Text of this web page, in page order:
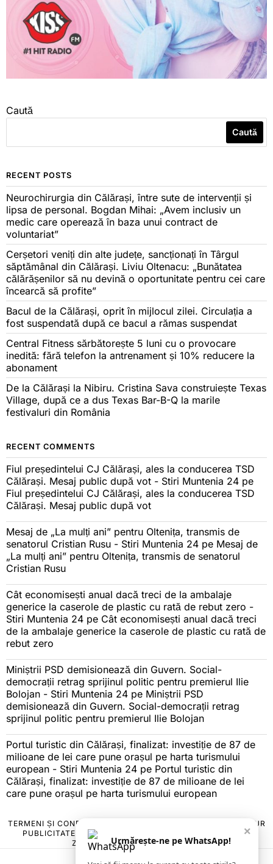
Caută
Caută
RECENT POSTS
Neurochirurgia din Călărași, între sute de intervenții și
lipsa de personal. Bogdan Mihai: „Avem inclusiv un
medic care operează în baza unui contract de
voluntariat”
Cerșetori veniți din alte județe, sancționați în Târgul
săptămânal din Călărași. Liviu Oltenacu: „Bunătatea
călărășenilor să nu devină o oportunitate pentru cei care
încearcă să profite”
Bacul de la Călărași, oprit în mijlocul zilei. Circulația a
fost suspendată după ce bacul a rămas suspendat
Central Fitness sărbătorește 5 luni cu o provocare
inedită: fără telefon la antrenament și 10% reducere la
abonament
De la Călărași la Nibiru. Cristina Sava construiește Texas
Village, după ce a dus Texas Bar-B-Q la marile
festivaluri din România
RECENT COMMENTS
Fiul președintelui CJ Călărași, ales la conducerea TSD
Călărași. Mesaj public după vot - Stiri Muntenia 24 pe
Fiul președintelui CJ Călărași, ales la conducerea TSD
Călărași. Mesaj public după vot
Mesaj de „La mulți ani” pentru Oltenița, transmis de
senatorul Cristian Rusu - Stiri Muntenia 24 pe Mesaj de
„La mulți ani” pentru Oltenița, transmis de senatorul
Cristian Rusu
Cât economisești anual dacă treci de la ambalaje
generice la caserole de plastic cu rată de rebut zero -
Stiri Muntenia 24 pe Cât economisești anual dacă treci
de la ambalaje generice la caserole de plastic cu rată de
rebut zero
Miniștrii PSD demisionează din Guvern. Social-
democrații retrag sprijinul politic pentru premierul Ilie
Bolojan - Stiri Muntenia 24 pe Miniștrii PSD
demisionează din Guvern. Social-democrații retrag
sprijinul politic pentru premierul Ilie Bolojan
Portul turistic din Călărași, finalizat: investiție de 87 de
milioane de lei care pune orașul pe harta turismului
european - Stiri Muntenia 24 pe Portul turistic din
Călărași, finalizat: investiție de 87 de milioane de lei
care pune orașul pe harta turismului european
TERMENI ȘI CONDIȚII
POLITICA DE ANULARE & RETUR
PUBLICITATE ONLINE & TIPĂRITĂ
CONTACT
ZIARUL ANUNȚUL CĂLĂRĂȘEAN
×
Urmărește-ne pe WhatsApp!